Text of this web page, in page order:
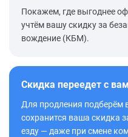
Покажем, где выгоднее
учтём вашу скидку за
вождение (КБМ).
Скидка переедет с
Для продления подберём
сохранится ваша скидка
езду — даже при смене